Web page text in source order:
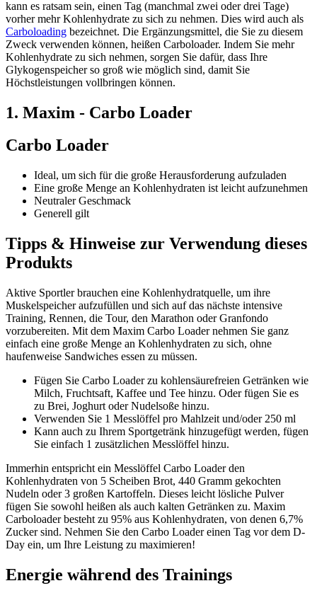
kann es ratsam sein, einen Tag (manchmal zwei oder drei Tage)
vorher mehr Kohlenhydrate zu sich zu nehmen. Dies wird auch als
Carboloading bezeichnet. Die Ergänzungsmittel, die Sie zu diesem
Zweck verwenden können, heißen Carboloader. Indem Sie mehr
Kohlenhydrate zu sich nehmen, sorgen Sie dafür, dass Ihre
Glykogenspeicher so groß wie möglich sind, damit Sie
Höchstleistungen vollbringen können.
1. Maxim - Carbo Loader
Carbo Loader
Ideal, um sich für die große Herausforderung aufzuladen
Eine große Menge an Kohlenhydraten ist leicht aufzunehmen
Neutraler Geschmack
Generell gilt
Tipps & Hinweise zur Verwendung dieses
Produkts
Aktive Sportler brauchen eine Kohlenhydratquelle, um ihre
Muskelspeicher aufzufüllen und sich auf das nächste intensive
Training, Rennen, die Tour, den Marathon oder Granfondo
vorzubereiten. Mit dem Maxim Carbo Loader nehmen Sie ganz
einfach eine große Menge an Kohlenhydraten zu sich, ohne
haufenweise Sandwiches essen zu müssen.
Fügen Sie Carbo Loader zu kohlensäurefreien Getränken wie
Milch, Fruchtsaft, Kaffee und Tee hinzu. Oder fügen Sie es
zu Brei, Joghurt oder Nudelsoße hinzu.
Verwenden Sie 1 Messlöffel pro Mahlzeit und/oder 250 ml
Kann auch zu Ihrem Sportgetränk hinzugefügt werden, fügen
Sie einfach 1 zusätzlichen Messlöffel hinzu.
Immerhin entspricht ein Messlöffel Carbo Loader den
Kohlenhydraten von 5 Scheiben Brot, 440 Gramm gekochten
Nudeln oder 3 großen Kartoffeln. Dieses leicht lösliche Pulver
fügen Sie sowohl heißen als auch kalten Getränken zu. Maxim
Carboloader besteht zu 95% aus Kohlenhydraten, von denen 6,7%
Zucker sind. Nehmen Sie den Carbo Loader einen Tag vor dem D-
Day ein, um Ihre Leistung zu maximieren!
Energie während des Trainings